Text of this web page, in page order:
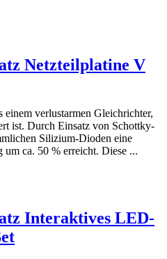
Netzteilplatine V
einem verlustarmen Gleichrichter,
ist. Durch Einsatz von Schottky-
Silizium-Dioden eine
um ca. 50 % erreicht. Diese ...
Interaktives LED-